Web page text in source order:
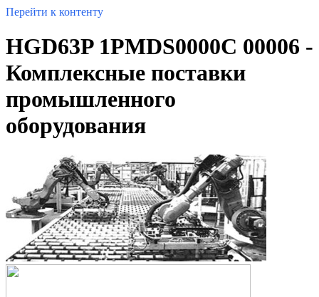
Перейти к контенту
HGD63P 1PMDS0000C 00006 -
Комплексные поставки
промышленного
оборудования